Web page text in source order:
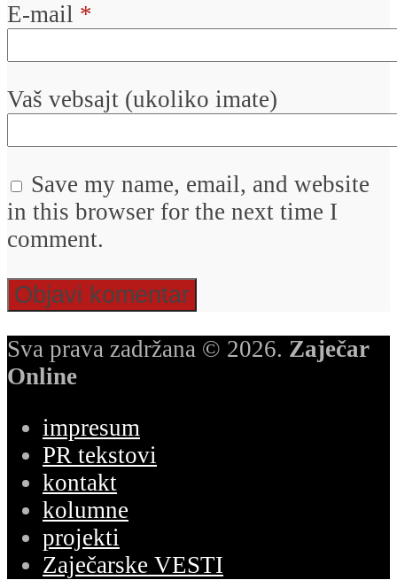
E-mail *
Vaš vebsajt (ukoliko imate)
Save my name, email, and website
in this browser for the next time I
comment.
Sva prava zadržana © 2026. Zaječar
Online
impresum
PR tekstovi
kontakt
kolumne
projekti
Zaječarske VESTI